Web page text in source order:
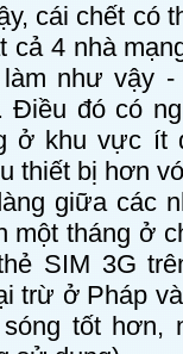
cái chết có
cả 4 nhà
làm như vậy
Điều đó có
ở khu vực ít
thiết bị hơn
giữa các
một tháng ở
SIM 3G
trừ ở Pháp
sóng tốt hơn,